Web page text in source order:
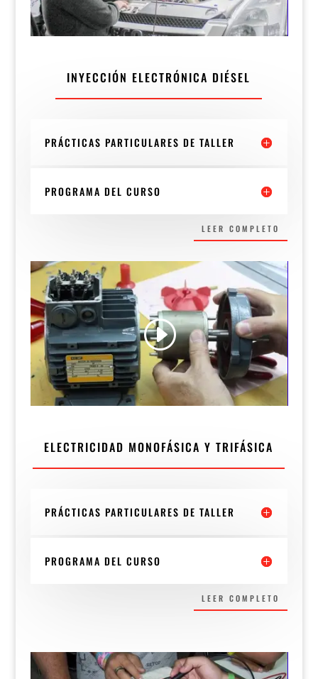
INYECCIÓN ELECTRÓNICA DIÉSEL
PRÁCTICAS PARTICULARES DE TALLER
PROGRAMA DEL CURSO
LEER COMPLETO
ELECTRICIDAD MONOFÁSICA Y TRIFÁSICA
PRÁCTICAS PARTICULARES DE TALLER
PROGRAMA DEL CURSO
LEER COMPLETO